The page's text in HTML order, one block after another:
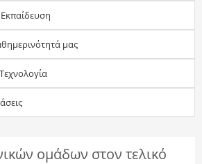
α
ή
τ
σ
μας
ομάδων στον τελικό